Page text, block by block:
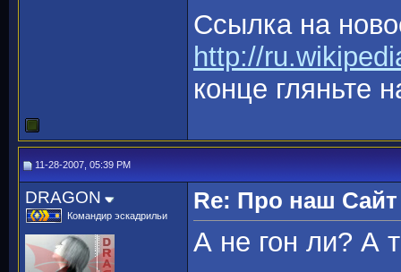
Ссылка на
http://
конце гляньте
11-28-2007, 05:39 PM
DRAGON
Командир эскадрильи
Re: Про наш Сайт
А не гон ли? А